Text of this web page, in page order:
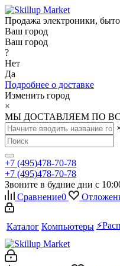
Продажа электроники,
Ваш город
Ваш город
?
Нет
Да
Подробнее о доставке
Изменить город
×
МЫ ДОСТАВЛЯЕМ ПО
+7 (495)478-70-78
+7 (495)478-70-78
Звоните в будние дни с
Сравнение0
Каталог Компьютеры